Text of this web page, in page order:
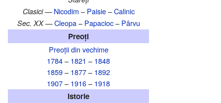
Clasici — Nicodim – Paisie–Calinic
Sec. XX — Cleopa– Papacioc– Pârvu
Preoți
Preoții din vechime
1784– 1821 – 1848
1859– 1877– 1892
1907– 1916– 1918
Istorie